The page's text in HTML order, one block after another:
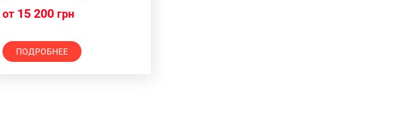
от15 200 грн
ПОДРОБНЕЕ